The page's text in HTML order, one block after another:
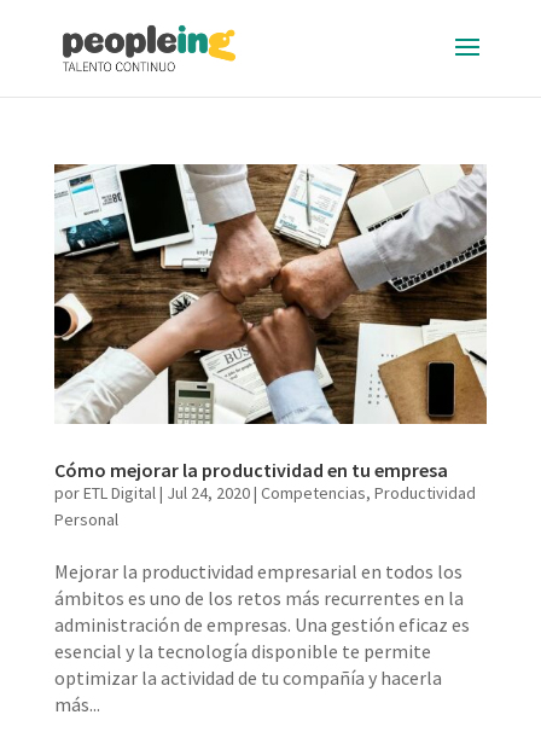
Cómo mejorar la productividad en tu empresa
porETL Digital| Jul 24, 2020| Competencias, Productividad
Personal
Mejorar la productividad empresarial en todos los
ámbitos es uno de los retos más recurrentes en la
administración de empresas. Una gestión eficaz es
esencial y la tecnología disponible te permite
optimizar la actividad de tu compañía y hacerla
más...